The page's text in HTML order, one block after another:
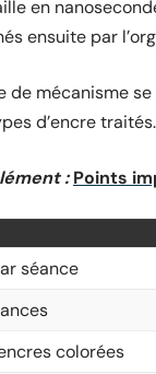
en
ensuite par
de mécanisme
d’encre traités.
: Points
séance
colorées